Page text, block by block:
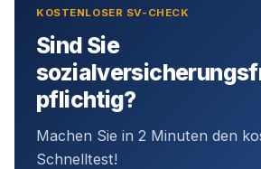
KOSTENLOSER SV-CHECK
Sind Sie
pflichtig?
Machen Sie in 2 Minuten den
Schnelltest!